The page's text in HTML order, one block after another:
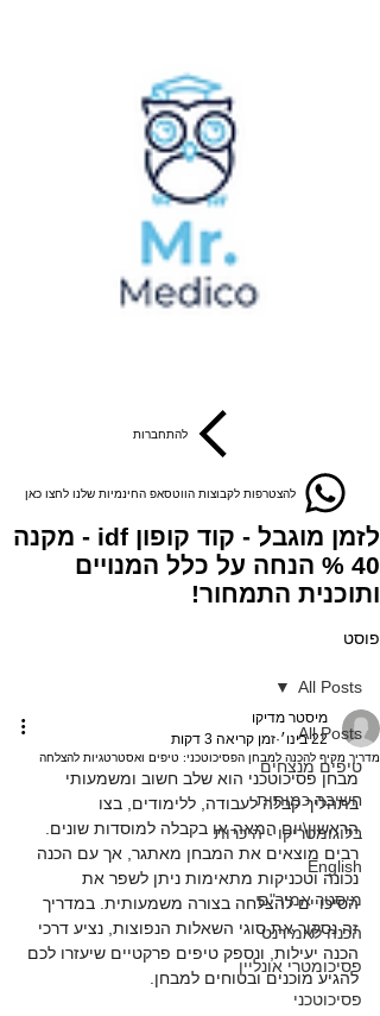
להתחברות
להצטרפות לקבוצות הווטסאפ החינמיות שלנו לחצו כאן
לזמן מוגבל - קוד קופון idf - מקנה
40 % הנחה על כלל המנויים
ותוכנית התמחור!
פוסט
All Posts
טיפים מנצחים
חשיבה כמותית
בלוגומטריקו - היכרות
English
מיסטר אמיר"ם
הכנה לאמירנט
פסיכומטרי אונליין
פסיכוטכני
All Posts
מדריך מקיף להכנה למבחן הפסיכוטכני: טיפים ואסטרטגיות להצלחה
מיסטר מדיקו
22 בינו׳
זמן קריאה 3 דקות
מבחן פסיכוטכני הוא שלב חשוב ומשמעותי
בתהליך קבלה לעבודה, ללימודים, בצו
הראשון\יום המאה או בקבלה למוסדות שונים.
רבים מוצאים את המבחן מאתגר, אך עם הכנה
נכונה וטכניקות מתאימות ניתן לשפר את
הסיכויים להצלחה בצורה משמעותית. במדריך
זה נסקור את סוגי השאלות הנפוצות, נציע דרכי
הכנה יעילות, ונספק טיפים פרקטיים שיעזרו לכם
להגיע מוכנים ובטוחים למבחן.